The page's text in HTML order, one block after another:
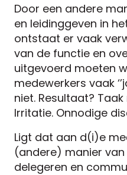
Door een andere
en leidinggeven in
ontstaat er vaak
van de functie en
uitgevoerd moeten
medewerkers vaak
niet. Resultaat?
Irritatie. Onnodige
Ligt dat aan d(i)e
(andere) manier van
delegeren en